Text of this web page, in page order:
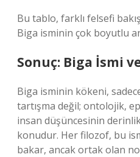
Bu tablo, farklı felsefi
Biga isminin çok boyutlu
Sonuç: Biga İsmi
Biga isminin kökeni,
tartışma değil; ontolojik,
insan düşüncesinin
konudur. Her filozof, bu
bakar, ancak ortak olan